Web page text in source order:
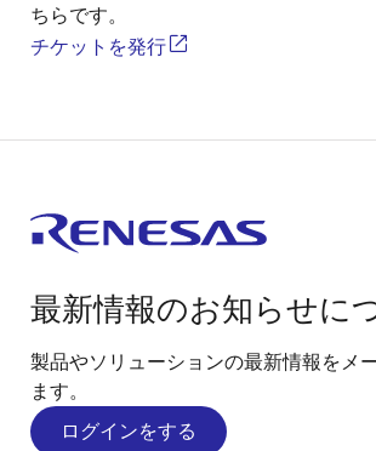
ちらです。
チケットを発行
最新情報のお知らせに
製品やソリューションの最新情報をメ
ます。
ログインをする